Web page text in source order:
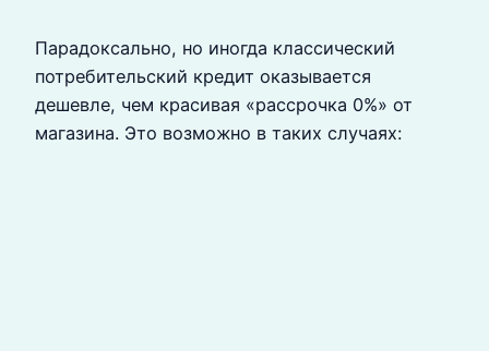
Парадоксально, но иногда классический
потребительский кредит оказывается
дешевле, чем красивая «рассрочка 0%» от
магазина. Это возможно в таких случаях: